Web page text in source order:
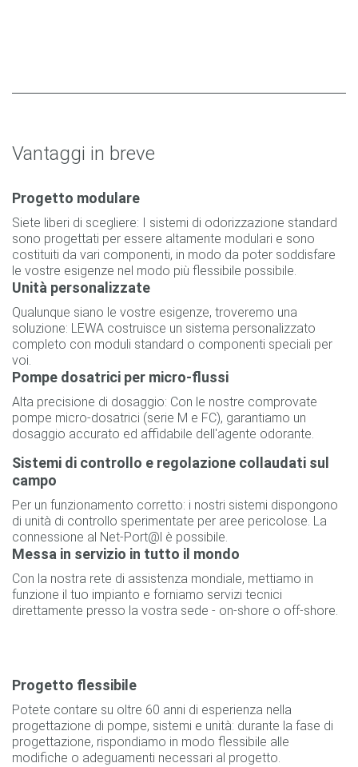
Vantaggi in breve
Progetto modulare
Siete liberi di scegliere: I sistemi di odorizzazione standard
sono progettati per essere altamente modulari e sono
costituiti da vari componenti, in modo da poter soddisfare
le vostre esigenze nel modo più flessibile possibile.
Unità personalizzate
Qualunque siano le vostre esigenze, troveremo una
soluzione: LEWA costruisce un sistema personalizzato
completo con moduli standard o componenti speciali per
voi.
Pompe dosatrici per micro-flussi
Alta precisione di dosaggio: Con le nostre comprovate
pompe micro-dosatrici (serie M e FC), garantiamo un
dosaggio accurato ed affidabile dell'agente odorante.
Sistemi di controllo e regolazione collaudati sul
campo
Per un funzionamento corretto: i nostri sistemi dispongono
di unità di controllo sperimentate per aree pericolose. La
connessione al Net-Port@l è possibile.
Messa in servizio in tutto il mondo
Con la nostra rete di assistenza mondiale, mettiamo in
funzione il tuo impianto e forniamo servizi tecnici
direttamente presso la vostra sede - on-shore o off-shore.
Progetto flessibile
Potete contare su oltre 60 anni di esperienza nella
progettazione di pompe, sistemi e unità: durante la fase di
progettazione, rispondiamo in modo flessibile alle
modifiche o adeguamenti necessari al progetto.